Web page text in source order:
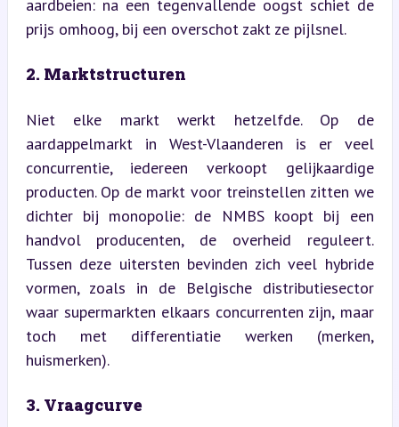
aardbeien: na een tegenvallende oogst schiet de
prijs omhoog, bij een overschot zakt ze pijlsnel.
2. Marktstructuren
Niet elke markt werkt hetzelfde. Op de
aardappelmarkt in West-Vlaanderen is er veel
concurrentie, iedereen verkoopt gelijkaardige
producten. Op de markt voor treinstellen zitten we
dichter bij monopolie: de NMBS koopt bij een
handvol producenten, de overheid reguleert.
Tussen deze uitersten bevinden zich veel hybride
vormen, zoals in de Belgische distributiesector
waar supermarkten elkaars concurrenten zijn, maar
toch met differentiatie werken (merken,
huismerken).
3. Vraagcurve